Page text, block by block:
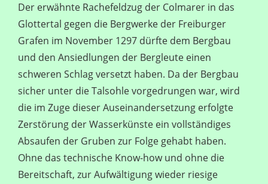
Der erwähnte Rachefeldzug der Colmarer in das
Glottertal gegen die Bergwerke der Freiburger
Grafen im November 1297 dürfte dem Bergbau
und den Ansiedlungen der Bergleute einen
schweren Schlag versetzt haben. Da der Bergbau
sicher unter die Talsohle vorgedrungen war, wird
die im Zuge dieser Auseinandersetzung erfolgte
Zerstörung der Wasserkünste ein vollständiges
Absaufen der Gruben zur Folge gehabt haben.
Ohne das technische Know-how und ohne die
Bereitschaft, zur Aufwältigung wieder riesige